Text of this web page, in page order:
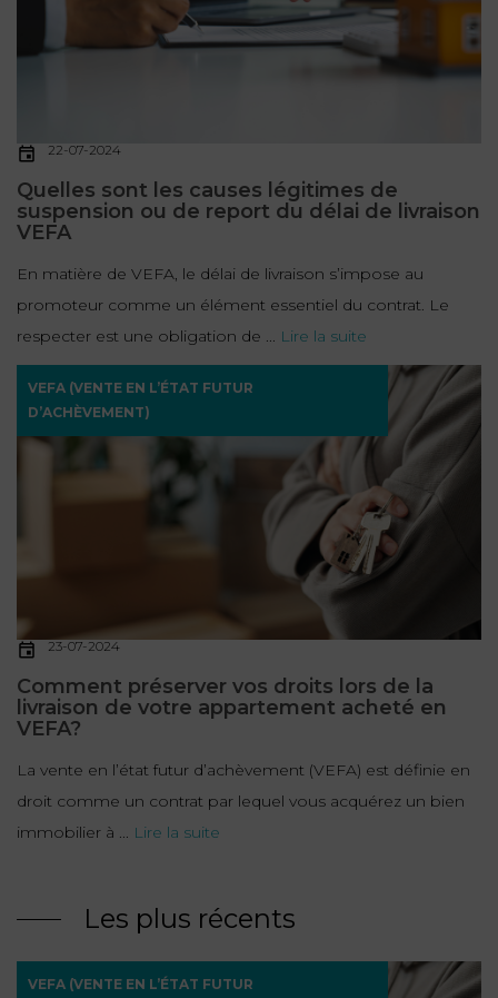
22-07-2024
Quelles sont les causes légitimes de
suspension ou de report du délai de livraison
VEFA
En matière de VEFA, le délai de livraison s’impose au
promoteur comme un élément essentiel du contrat. Le
respecter est une obligation de ... Lire la suite
VEFA (VENTE EN L’ÉTAT FUTUR
D’ACHÈVEMENT)
23-07-2024
Comment préserver vos droits lors de la
livraison de votre appartement acheté en
VEFA?
La vente en l’état futur d’achèvement (VEFA) est définie en
droit comme un contrat par lequel vous acquérez un bien
immobilier à ... Lire la suite
Les plus récents
VEFA (VENTE EN L’ÉTAT FUTUR